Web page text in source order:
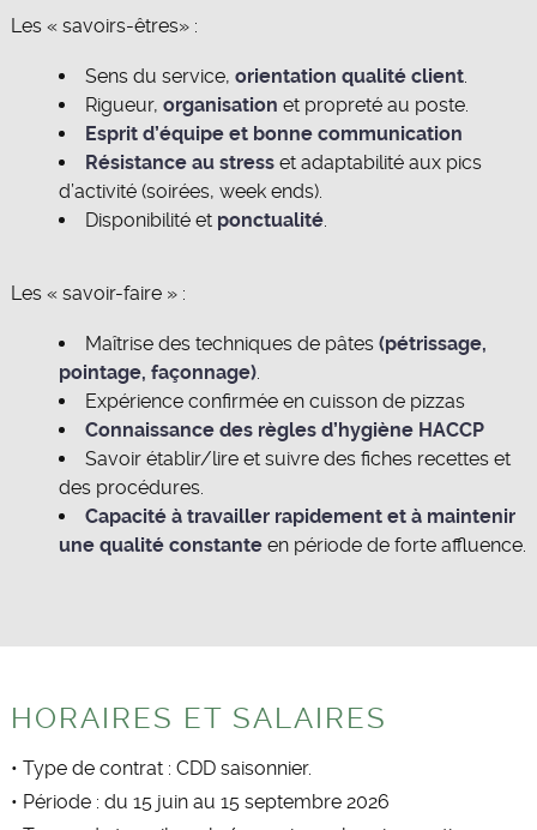
Les « savoirs-êtres» :
Sens du service, orientation qualité client.
Rigueur, organisation et propreté au poste.
Esprit d’équipe et bonne communication
Résistance au stresset adaptabilité aux pics
d’activité (soirées, week ends).
Disponibilité et ponctualité.
Les « savoir-faire » :
Maîtrise des techniques de pâtes (pétrissage,
pointage, façonnage).
Expérience confirmée en cuisson de pizzas
Connaissance des règles d’hygiène HACCP
Savoir établir/lire et suivre des fiches recettes et
des procédures.
Capacité à travailler rapidement et à maintenir
une qualité constanteen période de forte affluence.
HORAIRES ET SALAIRES
• Type de contrat : CDD saisonnier.
• Période : du 15 juin au 15 septembre 2026